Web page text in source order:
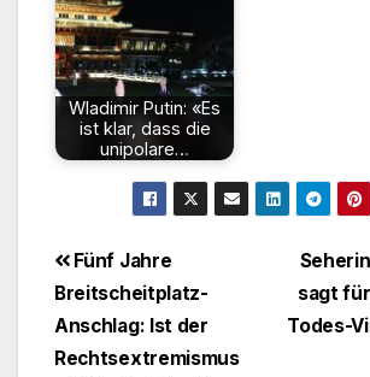
Wladimir Putin: «Es
ist klar, dass die
unipolare…
sagt
Todes-
Fünf Jahre
Breitscheitplatz-
Anschlag: Ist der
Rechtsextremismus